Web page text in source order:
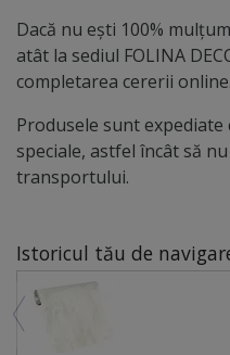
Dacă nu ești 100%
atât la sediul FOLINA
completarea cererii online.
Produsele sunt
speciale, astfel încât să
transportului.
Istoricul tău de